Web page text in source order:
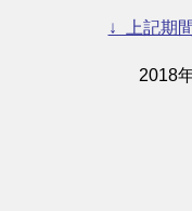
↓ 上記期
2018